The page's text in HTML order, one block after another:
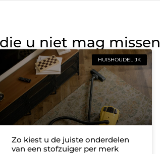
die u niet mag missen
HUISHOUDELIJK
Zo kiest u de juiste onderdelen
van een stofzuiger per merk